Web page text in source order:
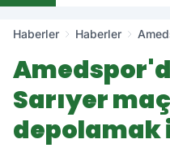
Haberler Haberler
Sarıyer